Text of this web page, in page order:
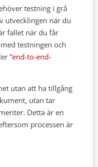
testning i grå
utvecklingen när du
fallet när du får
testningen och
”end-to-end-
utan att ha tillgång
utan tar
Detta är en
processen är